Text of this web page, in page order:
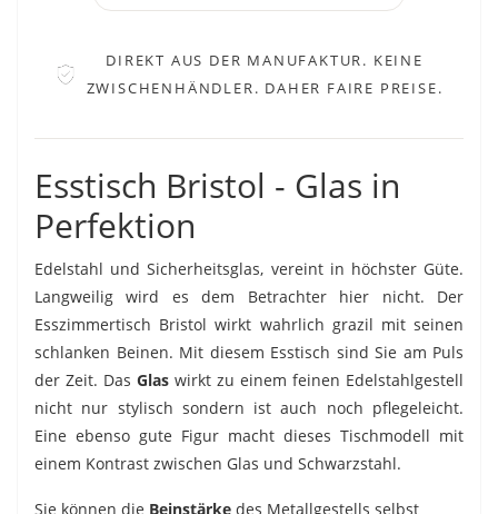
DIREKT AUS DER MANUFAKTUR. KEINE
ZWISCHENHÄNDLER. DAHER FAIRE PREISE.
Esstisch Bristol - Glas in
Perfektion
Edelstahl und Sicherheitsglas, vereint in höchster Güte.
Langweilig wird es dem Betrachter hier nicht. Der
Esszimmertisch Bristol wirkt wahrlich grazil mit seinen
schlanken Beinen. Mit diesem Esstisch sind Sie am Puls
der Zeit. Das Glas wirkt zu einem feinen Edelstahlgestell
nicht nur stylisch sondern ist auch noch pflegeleicht.
Eine ebenso gute Figur macht dieses Tischmodell mit
einem Kontrast zwischen Glas und Schwarzstahl.
Sie können die Beinstärke des Metallgestells selbst